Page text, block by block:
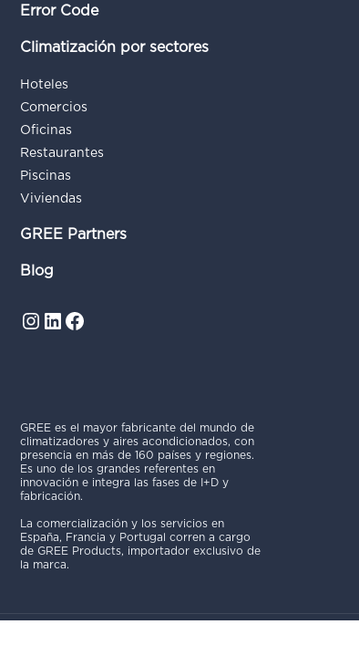
Error Code
Climatización por sectores
Hoteles
Comercios
Oficinas
Restaurantes
Piscinas
Viviendas
GREE Partners
Blog
Instagram
LinkedIn
Facebook
GREE es el mayor fabricante del mundo de
climatizadores y aires acondicionados, con
presencia en más de 160 países y regiones.
Es uno de los grandes referentes en
innovación e integra las fases de I+D y
fabricación.
La comercialización y los servicios en
España, Francia y Portugal corren a cargo
de GREE Products, importador exclusivo de
la marca.